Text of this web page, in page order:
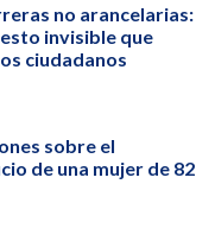
no arancelarias:
invisible que
ciudadanos
sobre el
de una mujer de 82